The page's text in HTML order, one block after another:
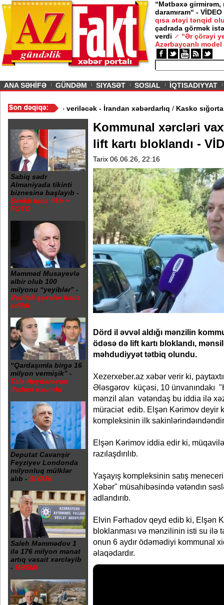
“Mətbəxə girmirəm,
daramıram“ - VİDEO
qısa ətəyi tənqid
çadrada görmək
verdi
“Ər çörəyi
Azərbaycanlı model
şərtlə gedirəm” - Nigar
ANA SƏHİFƏ GÜNDƏM SIYASƏT SOSIAL İQTISADIYYAT
etsə, qətiyyətli cavab veriləcək - İrandan xəbərdarlıq/Kasko
Sabiq sədr
Almaniyada tikinti
biznesinə başlayıb -
Şərikli bina tikir +
FOTO
Məmməd Musayevlə
əlbir olub 100
milyonu “yeyiblər” -
Vəzifəli şəxslər həbs
edildi
“Qardaşımla birgə 16
milyon vermişik” -
Tale Heydərovun
ifadəsi oxundu
Deputat Cavanşir
Feyziyev Londonda
milyonluq mülklər
alıb - SİYAHI
Saleh Məmmədov 1
ilə 176 milyon manat
artıq vəsait xərcləyib
- RƏSMİ
Kommunal xərcləri
lift kartı bloklandı -
Tarix 06.06.26, 22:16
Dörd il əvvəl aldığı mənzilin
ödəsə də lift kartı bloklandı,
məhdudiyyət tətbiq olundu.
Xezerxeber.az xəbər verir ki,
Ələsgərov küçəsi, 10 ünvanındakı
mənzil alan vətəndaş bu iddia ilə
müraciət edib. Elşən Kərimov deyir
kompleksinin ilk
Elşən Kərimov iddia edir ki,
razılaşdırılıb.
Yaşayış kompleksinin satış
Xəbər" müsahibəsində vətəndın
adlandırıb.
Elvin Fərhadov qeyd edib ki, Elşən
bloklanması və mənzilinin isti su ilə
onun 6 aydır ödəmədiyi kommunal
əlaqədardır.